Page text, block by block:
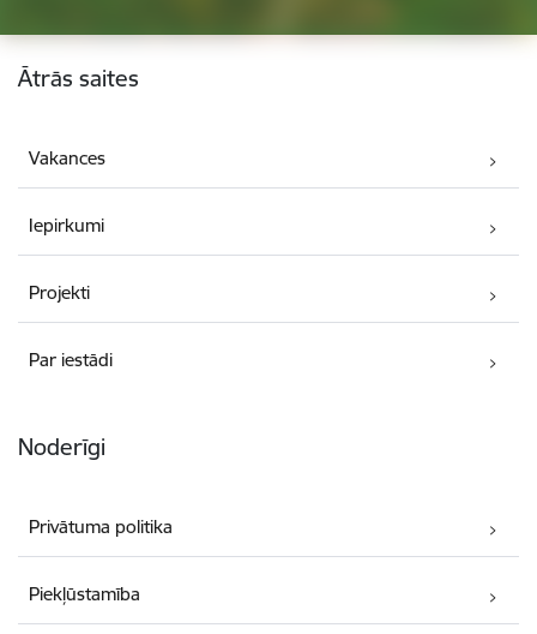
Kājene
Ātrās saites
Vakances
Iepirkumi
Projekti
Par iestādi
Noderīgi
Privātuma politika
Piekļūstamība